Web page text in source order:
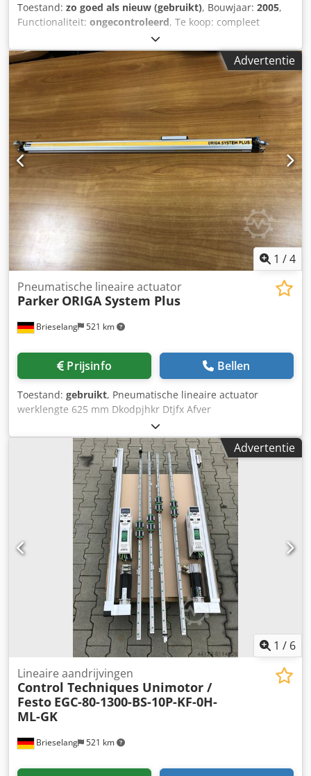
Toestand: zo goed als nieuw (gebruikt), Bouwjaar: 2005,
Functionaliteit: ongecontroleerd, Te koop: compleet
industrieel partij van 27 stuks FESTO DNG-160
pneumatische cilinders. Dsdpfxswxfrps Afvokr Fabrikant:
FESTO Model: DNG-160 Aantal: 27 stuks Type:
pneumatische cilinders / zware actuatoren Staat:
ongebruikte oude voorraad / New Old Stock (NOS) Leeftijd:
ca. 20 jaar opgeslagen Functionaliteit: niet individueel
getest Verkoop: uitsluitend als complete partij Locatie:
Slowakije, EU De cilinders zijn nooit geïnstalleerd of
gebruikt, maar zijn circa 20 jaar opgeslagen geweest.
Vanwege de lange opslagperiode wordt inspectie en
mogelijk het vervangen van afdichtingen vóór industrieel
gebruik aanbevolen. Geschikt voor onderhoudsafdelingen,
machinebouwers, automatiseringsbedrijven,
onderdelenmagazijnen of handelaars in industriële
uitrusting. Verkoop zoals afgebeeld op de foto’s. Laden
mogelijk. Wereldwijde verzending op aanvraag.
Advertentie
1 /4
Brieselang 521 km
Pneumatische lineaire actuator
Parker ORIGA System Plus
Prijsinfo Bellen
Toestand: gebruikt, Pneumatische lineaire actuator
werklengte 625 mm Dkodpjhkr Dtjfx Afver
Advertentie
1 / 6
Brieselang 521 km
Lineaire aandrijvingen
Control Techniques Unimotor /
Festo EGC-80-1300-BS-10P-KF-0H-
ML-GK